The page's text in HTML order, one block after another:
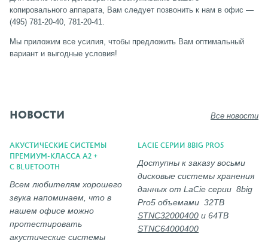
копировального аппарата, Вам следует позвонить к нам в офис —
(495) 781-20-40, 781-20-41.
Мы приложим все усилия, чтобы предложить Вам оптимальный
вариант и выгодные условия!
НОВОСТИ Все новости
АКУСТИЧЕСКИЕ СИСТЕМЫ
ПРЕМИУМ-КЛАССА A2 +
С BLUETOOTH
Всем любителям хорошего
звука напоминаем, что в
нашем офисе можно
протестировать
акустические системы
LACIE СЕРИИ 8BIG PRO5
Доступны к заказу восьми
дисковые системы хранения
данных от LaCie серии 8big
Pro5 объемами 32TB
STNC32000400 и 64ТВ
STNC64000400